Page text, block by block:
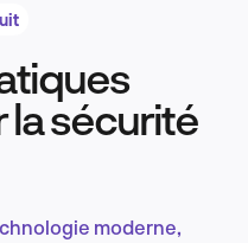
produit
sécurité
moderne,